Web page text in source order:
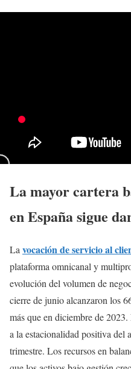
La mayor cartera
en España sigue
La vocación de servicio al
plataforma omnicanal y
evolución del volumen de
cierre de junio alcanzaron los
más que en diciembre de
a la estacionalidad positiva del
trimestre. Los recursos en